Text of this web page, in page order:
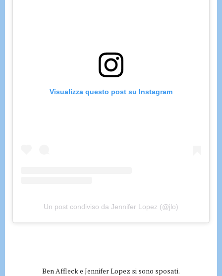
Visualizza questo post su Instagram
Un post condiviso da Jennifer Lopez (@jlo)
Ben Affleck e Jennifer Lopez si sono sposati.